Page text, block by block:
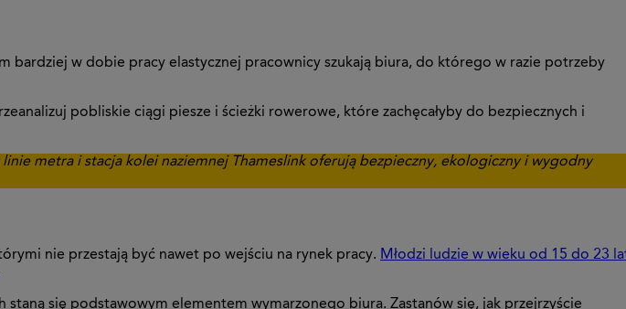
bardziej w dobie pracy elastycznej pracownicy szukają biura, do którego w razie potrzeby
pobliskie ciągi piesze i ścieżki rowerowe, które zachęcałyby do bezpiecznych i
metra i stacja kolei naziemnej Thameslink oferują bezpieczny, ekologiczny i wygodny
nie przestają być nawet po wejściu na rynek pracy. Młodzi ludzie w wieku od 15 do 23
się podstawowym elementem wymarzonego biura. Zastanów się, jak przejrzyście